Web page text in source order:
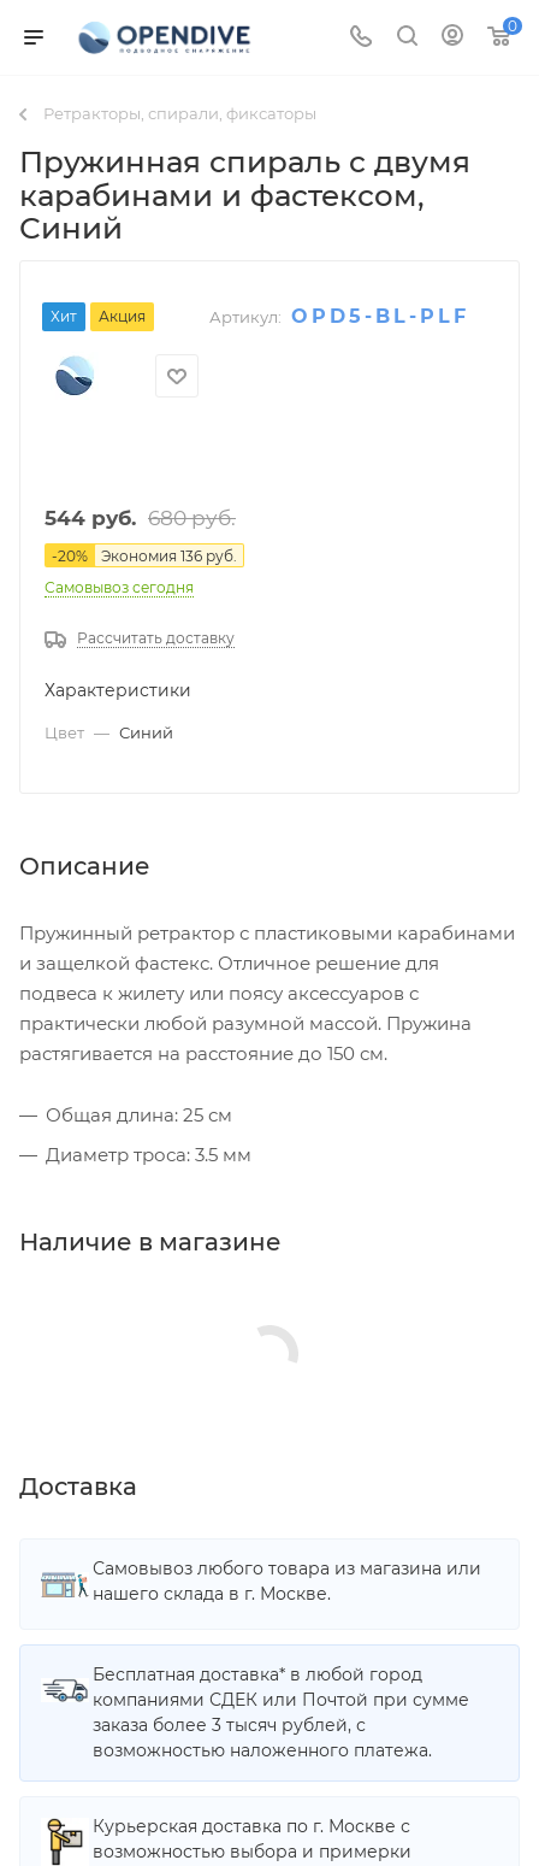
0
Ретракторы, спирали, фиксаторы
Пружинная спираль с двумя
карабинами и фастексом,
Синий
Хит Акция Артикул: OPD5-BL-PLF
544 руб. 680руб.
-20% Экономия 136 руб.
Самовывоз сегодня
Рассчитать доставку
Характеристики
Цвет — Синий
Описание
Пружинный ретрактор с пластиковыми карабинами
и защелкой фастекс. Отличное решение для
подвеса к жилету или поясу аксессуаров с
практически любой разумной массой. Пружина
растягивается на расстояние до 150 см.
Общая длина: 25 см
Диаметр троса: 3.5 мм
Наличие в магазине
Доставка
Самовывоз любого товара из магазина или
нашего склада в г. Москве.
Бесплатная доставка* в любой город
компаниями СДЕК или Почтой при сумме
заказа более 3 тысяч рублей, с
возможностью наложенного платежа.
Курьерская доставка по г. Москве с
возможностью выбора и примерки